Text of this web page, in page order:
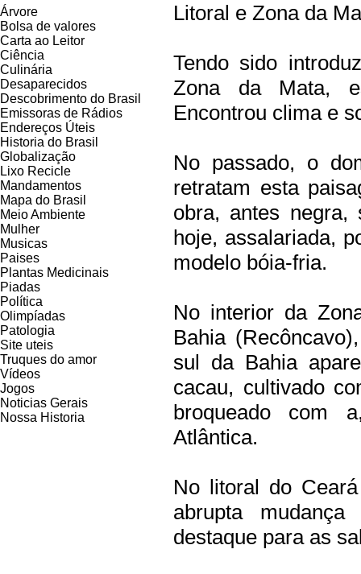
Árvore
Bolsa de valores
Carta ao Leitor
Ciência
Culinária
Desaparecidos
Descobrimento do Brasil
Emissoras de Rádios
Endereços Úteis
Historia do Brasil
Globalização
Lixo Recicle
Mandamentos
Mapa do Brasil
Meio Ambiente
Mulher
Musicas
Paises
Plantas Medicinais
Piadas
Política
Olimpíadas
Patologia
Site uteis
Truques do amor
Vídeos
Jogos
Noticias Gerais
Nossa Historia
Litoral e Zona da
Tendo sido
Zona da Mata,
Encontrou clima e
No passado, o
retratam esta
obra, antes negra,
hoje, assalariada,
modelo bóia-fria.
No interior da
Bahia
sul da Bahia
cacau, cultivado
broqueado com
Atlântica.
No litoral do
abrupta
destaque para as